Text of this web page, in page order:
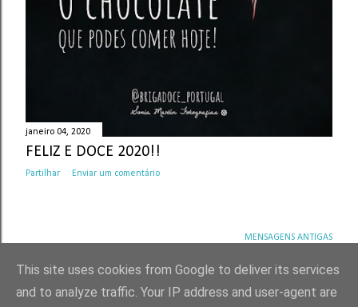
janeiro 04, 2020
FELIZ E DOCE 2020!!
Partilhar Enviar um comentário
MENSAGENS ANTIGAS
This site uses cookies from Google to deliver its services
and to analyze traffic. Your IP address and user-agent are